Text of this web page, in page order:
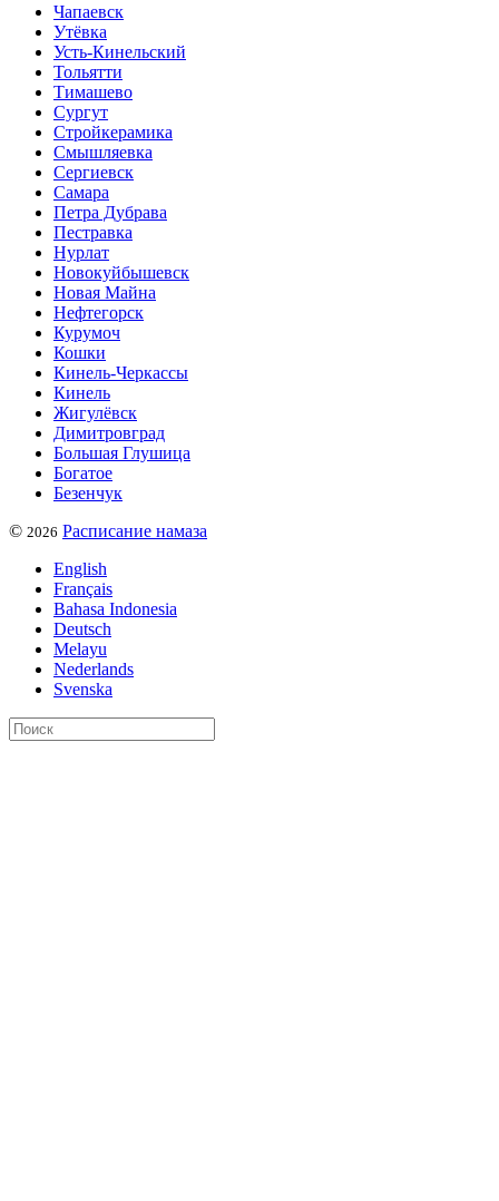
Чапаевск
Утёвка
Усть-Кинельский
Тольятти
Тимашево
Сургут
Стройкерамика
Смышляевка
Сергиевск
Самара
Петра Дубрава
Пестравка
Нурлат
Новокуйбышевск
Новая Майна
Нефтегорск
Курумоч
Кошки
Кинель-Черкассы
Кинель
Жигулёвск
Димитровград
Большая Глушица
Богатое
Безенчук
© 2026 Расписание намаза
English
Français
Bahasa Indonesia
Deutsch
Melayu
Nederlands
Svenska